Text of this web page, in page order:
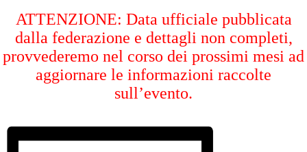
ATTENZIONE: Data ufficiale pubblicata
dalla federazione e dettagli non completi,
provvederemo nel corso dei prossimi mesi ad
aggiornare le informazioni raccolte
sull’evento.